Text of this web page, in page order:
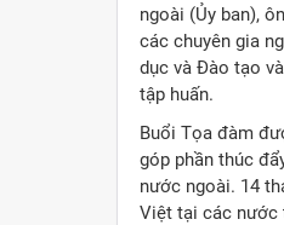
ngoài (Ủy ban),
các chuyên gia
dục và Đào tạo
tập huấn.
Buổi Tọa đàm
góp phần thúc
nước ngoài. 14
Việt tại các nước